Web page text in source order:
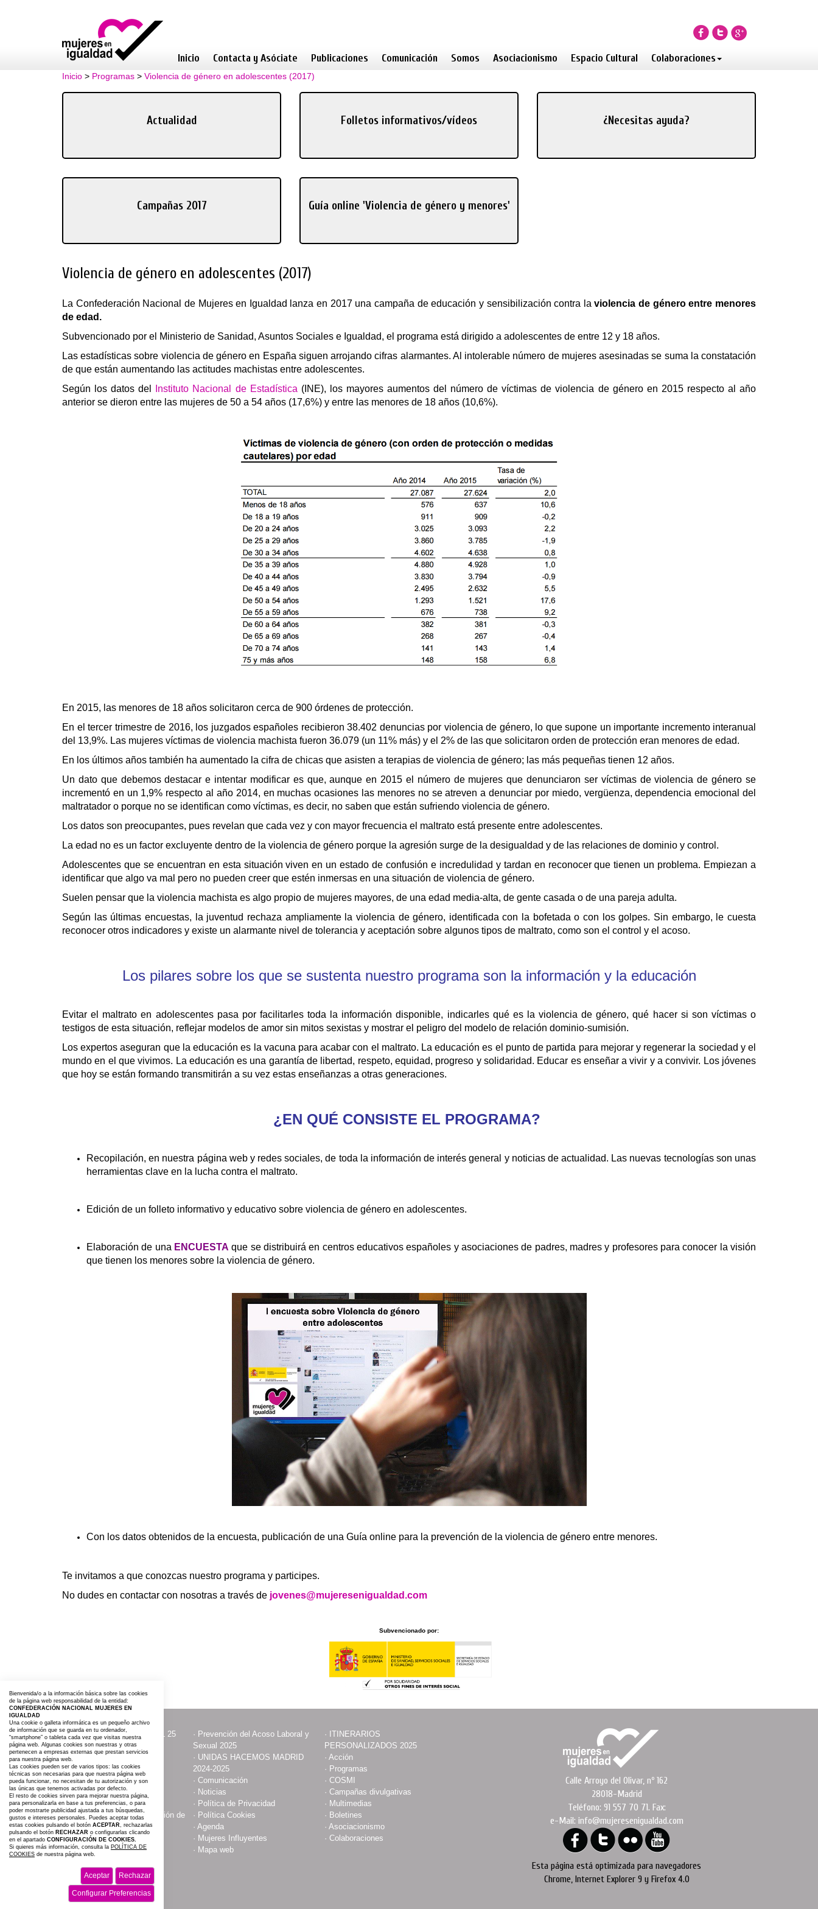
Inicio Contacta y Asóciate Publicaciones Comunicación Somos Asociacionismo Espacio Cultural Colaboraciones
Inicio > Programas > Violencia de género en adolescentes (2017)
Actualidad Folletos informativos/vídeos ¿Necesitas ayuda?
Campañas 2017 Guía online 'Violencia de género y menores'
Violencia de género en adolescentes (2017)
La Confederación Nacional de Mujeres en Igualdad lanza en 2017 una campaña de educación y sensibilización contra laviolencia de género entre menores
de edad.
Subvencionado por el Ministerio de Sanidad, Asuntos Sociales e Igualdad, el programa está dirigido a adolescentes de entre 12 y 18 años.
Las estadísticas sobre violencia de género en España siguen arrojando cifras alarmantes. Al intolerable número de mujeres asesinadas se suma la constatación
de que están aumentando las actitudes machistas entre adolescentes.
Según los datos del
Instituto Nacional de Estadística (INE), los mayores aumentos del número de víctimas de violencia de género en 2015 respecto al año
anterior se dieron entre las mujeres de 50 a 54 años (17,6%) y entre las menores de 18 años (10,6%).
En 2015, las menores de 18 años solicitaron cerca de 900 órdenes de protección.
En el tercer trimestre de 2016, los juzgados españoles recibieron 38.402 denuncias por violencia de género, lo que supone un importante incremento interanual
del 13,9%. Las mujeres víctimas de violencia machista fueron 36.079 (un 11% más) y el 2% de las que solicitaron orden de protección eran menores de edad.
En los últimos años también ha aumentado la cifra de chicas que asisten a terapias de violencia de género; las más pequeñas tienen 12 años.
Un dato que debemos destacar e intentar modificar es que, aunque en 2015 el número de mujeres que denunciaron ser víctimas de violencia de género se
incrementó en un 1,9% respecto al año 2014, en muchas ocasiones las menores no se atreven a denunciar por miedo, vergüenza, dependencia emocional del
maltratador o porque no se identifican como víctimas, es decir, no saben que están sufriendo violencia de género.
Los datos son preocupantes, pues revelan que cada vez y con mayor frecuencia el maltrato está presente entre adolescentes.
La edad no es un factor excluyente dentro de la violencia de género porque la agresión surge de la desigualdad y de las relaciones de dominio y control.
Adolescentes que se encuentran en esta situación viven en un estado de confusión e incredulidad y tardan en reconocer que tienen un problema. Empiezan a
identificar que algo va mal pero no pueden creer que estén inmersas en una situación de violencia de género.
Suelen pensar que la violencia machista es algo propio de mujeres mayores, de una edad media-alta, de gente casada o de una pareja adulta.
Según las últimas encuestas, la juventud rechaza ampliamente la violencia de género, identificada con la bofetada o con los golpes. Sin embargo, le cuesta
reconocer otros indicadores y existe un alarmante nivel de tolerancia y aceptación sobre algunos tipos de maltrato, como son el control y el acoso.
Los pilares sobre los que se sustenta nuestro programa son la información y la educación
Evitar el maltrato en adolescentes pasa por facilitarles toda la información disponible, indicarles qué es la violencia de género, qué hacer si son víctimas o
testigos de esta situación, reflejar modelos de amor sin mitos sexistas y mostrar el peligro del modelo de relación dominio-sumisión.
Los expertos aseguran que la educación es la vacuna para acabar con el maltrato. La educación es el punto de partida para mejorar y regenerar la sociedad y el
mundo en el que vivimos. La educación es una garantía de libertad, respeto, equidad, progreso y solidaridad. Educar es enseñar a vivir y a convivir. Los jóvenes
que hoy se están formando transmitirán a su vez estas enseñanzas a otras generaciones.
¿EN QUÉ CONSISTE EL PROGRAMA?
Recopilación, en nuestra página web y redes sociales, de toda la información de interés general y noticias de actualidad. Las nuevas tecnologías son unas
herramientas clave en la lucha contra el maltrato.
Edición de un folleto informativo y educativo sobre violencia de género en adolescentes.
Elaboración de una ENCUESTA que se distribuirá en centros educativos españoles y asociaciones de padres, madres y profesores para conocer la visión
que tienen los menores sobre la violencia de género.
Con los datos obtenidos de la encuesta, publicación de una Guía online para la prevención de la violencia de género entre menores.
Te invitamos a que conozcas nuestro programa y participes.
No dudes en contactar con nosotras a través de jovenes@mujeresenigualdad.com
Subvencionado por:
·ACTOS CON MOTIVO DEL 25
NOVIEMBRE
· Prevención del Acoso Laboral y
Sexual 2025
· ITINERARIOS
PERSONALIZADOS 2025
·Contacta y Asóciate · UNIDAS HACEMOS MADRID
2024-2025
· Acción
· Programas
·Publicaciones ·Comunicación · COSMI
·Somos · Noticias · Campañas divulgativas
· Aviso Legal · Política de Privacidad · Multimedias
·Compromiso con la protección de
datos personales
· Política Cookies · Boletines
·Agenda · Asociacionismo
·Espacio Cultural · Mujeres Influyentes · Colaboraciones
·#AGROIGUALDAD 2025 · Mapa web
Calle Arroyo del Olivar, nº 162
28018-Madrid
Teléfono: 91 557 70 71. Fax:
e-Mail: info@mujeresenigualdad.com
Esta página está optimizada para navegadores
Chrome, Internet Explorer 9 y Firefox 4.0
Bienvenida/o a la información básica sobre las cookies
de la página web responsabilidad de la entidad:
CONFEDERACIÓN NACIONAL MUJERES EN
IGUALDAD
Una cookie o galleta informática es un pequeño archivo
de información que se guarda en tu ordenador,
“smartphone” o tableta cada vez que visitas nuestra
página web. Algunas cookies son nuestras y otras
pertenecen a empresas externas que prestan servicios
para nuestra página web.
Las cookies pueden ser de varios tipos: las cookies
técnicas son necesarias para que nuestra página web
pueda funcionar, no necesitan de tu autorización y son
las únicas que tenemos activadas por defecto.
El resto de cookies sirven para mejorar nuestra página,
para personalizarla en base a tus preferencias, o para
poder mostrarte publicidad ajustada a tus búsquedas,
gustos e intereses personales. Puedes aceptar todas
estas cookies pulsando el botón ACEPTAR, rechazarlas
pulsando el botón RECHAZAR o configurarlas clicando
en el apartado CONFIGURACIÓN DE COOKIES.
Si quieres más información, consulta la POLÍTICA DE
COOKIES de nuestra página web.
Aceptar Rechazar
Configurar Preferencias